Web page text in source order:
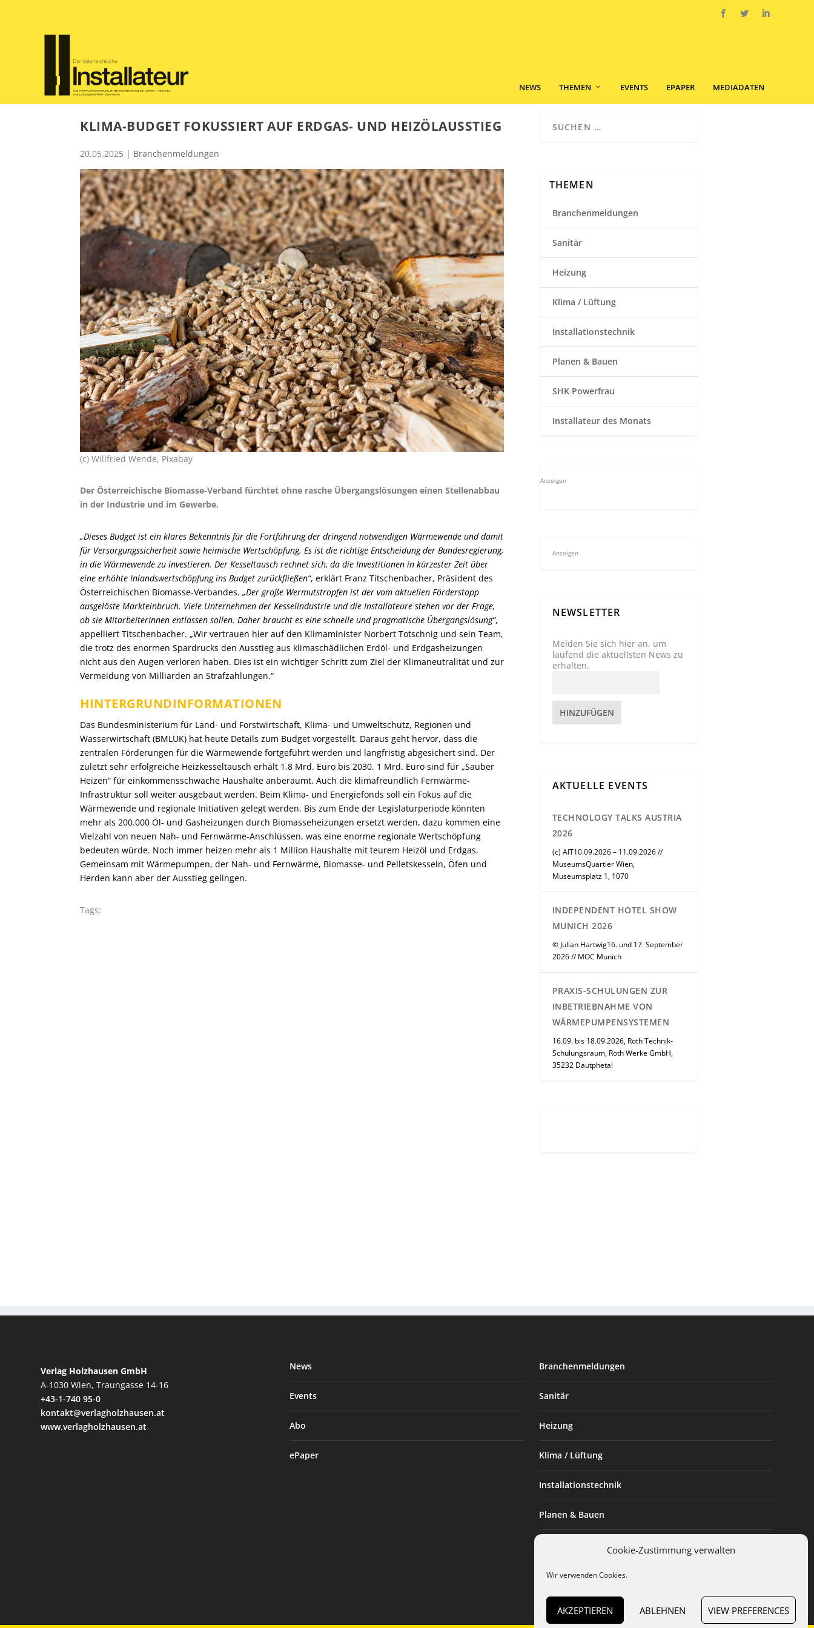
Cookie-Zustimmung verwalten
Wir verwenden Cookies.
AKZEPTIEREN ABLEHNEN VIEW PREFERENCES
NEWS THEMEN EVENTS EPAPER MEDIADATEN
KLIMA-BUDGET FOKUSSIERT AUF ERDGAS- UND HEIZÖLAUSSTIEG
20.05.2025 | Branchenmeldungen
(c) Willfried Wende, Pixabay
Der Österreichische Biomasse-Verband fürchtet ohne rasche Übergangslösungen einen Stellenabbau
in der Industrie und im Gewerbe.
„Dieses Budget ist ein klares Bekenntnis für die Fortführung der dringend notwendigen Wärmewende und damit
für Versorgungssicherheit sowie heimische Wertschöpfung. Es ist die richtige Entscheidung der Bundesregierung,
in die Wärmewende zu investieren. Der Kesseltausch rechnet sich, da die Investitionen in kürzester Zeit über
eine erhöhte Inlandswertschöpfung ins Budget zurückfließen“, erklärt Franz Titschenbacher, Präsident des
Österreichischen Biomasse-Verbandes. „Der große Wermutstropfen ist der vom aktuellen Förderstopp
ausgelöste Markteinbruch. Viele Unternehmen der Kesselindustrie und die Installateure stehen vor der Frage,
ob sie MitarbeiterInnen entlassen sollen. Daher braucht es eine schnelle und pragmatische Übergangslösung“,
appelliert Titschenbacher. „Wir vertrauen hier auf den Klimaminister Norbert Totschnig und sein Team,
die trotz des enormen Spardrucks den Ausstieg aus klimaschädlichen Erdöl- und Erdgasheizungen
nicht aus den Augen verloren haben. Dies ist ein wichtiger Schritt zum Ziel der Klimaneutralität und zur
Vermeidung von Milliarden an Strafzahlungen.“
HINTERGRUNDINFORMATIONEN
Das Bundesministerium für Land- und Forstwirtschaft, Klima- und Umweltschutz, Regionen und
Wasserwirtschaft (BMLUK) hat heute Details zum Budget vorgestellt. Daraus geht hervor, dass die
zentralen Förderungen für die Wärmewende fortgeführt werden und langfristig abgesichert sind. Der
zuletzt sehr erfolgreiche Heizkesseltausch erhält 1,8 Mrd. Euro bis 2030. 1 Mrd. Euro sind für „Sauber
Heizen“ für einkommensschwache Haushalte anberaumt. Auch die klimafreundlich Fernwärme-
Infrastruktur soll weiter ausgebaut werden. Beim Klima- und Energiefonds soll ein Fokus auf die
Wärmewende und regionale Initiativen gelegt werden. Bis zum Ende der Legislaturperiode könnten
mehr als 200.000 Öl- und Gasheizungen durch Biomasseheizungen ersetzt werden, dazu kommen eine
Vielzahl von neuen Nah- und Fernwärme-Anschlüssen, was eine enorme regionale Wertschöpfung
bedeuten würde. Noch immer heizen mehr als 1 Million Haushalte mit teurem Heizöl und Erdgas.
Gemeinsam mit Wärmepumpen, der Nah- und Fernwärme, Biomasse- und Pelletskesseln, Öfen und
Herden kann aber der Ausstieg gelingen.
Tags:
THEMEN
Branchenmeldungen
Sanitär
Heizung
Klima / Lüftung
Installationstechnik
Planen & Bauen
SHK Powerfrau
Installateur des Monats
Anzeigen
Anzeigen
NEWSLETTER
Melden Sie sich hier an, um
laufend die aktuellsten News zu
erhalten.
HINZUFÜGEN
AKTUELLE EVENTS
TECHNOLOGY TALKS AUSTRIA
2026
(c) AIT10.09.2026 – 11.09.2026 //
MuseumsQuartier Wien,
Museumsplatz 1, 1070
INDEPENDENT HOTEL SHOW
MUNICH 2026
© Julian Hartwig16. und 17. September
2026 // MOC Munich
PRAXIS-SCHULUNGEN ZUR
INBETRIEBNAHME VON
WÄRMEPUMPENSYSTEMEN
16.09. bis 18.09.2026, Roth Technik-
Schulungsraum, Roth Werke GmbH,
35232 Dautphetal
Verlag Holzhausen GmbH
A-1030 Wien, Traungasse 14-16
+43-1-740 95-0
kontakt@verlagholzhausen.at
www.verlagholzhausen.at
News
Events
Abo
ePaper
Branchenmeldungen
Sanitär
Heizung
Klima / Lüftung
Installationstechnik
Planen & Bauen
Installateur des Monats